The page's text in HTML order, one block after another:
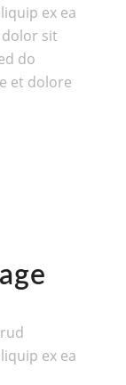
ex ea
sit
do
et dolore
ex ea